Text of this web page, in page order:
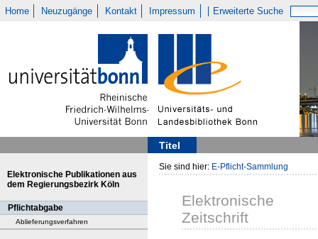
Home Neuzugänge Kontakt Impressum Erweiterte Suche
Titel
Elektronische Publikationen aus
dem Regierungsbezirk Köln
Pflichtabgabe
Ablieferungsverfahren
Sie sind hier: E-Pflicht-Sammlung
Elektronische
Zeitschrift